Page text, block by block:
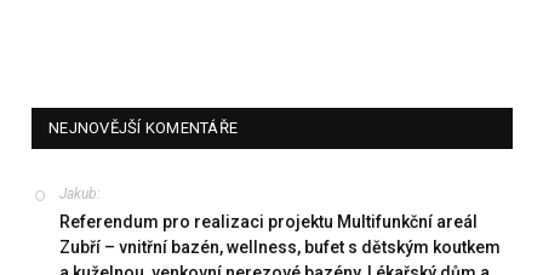
NEJNOVĚJŠÍ KOMENTÁŘE
Jakub:
Referendum pro realizaci projektu Multifunkční areál
Zubří – vnitřní bazén, wellness, bufet s dětským koutkem